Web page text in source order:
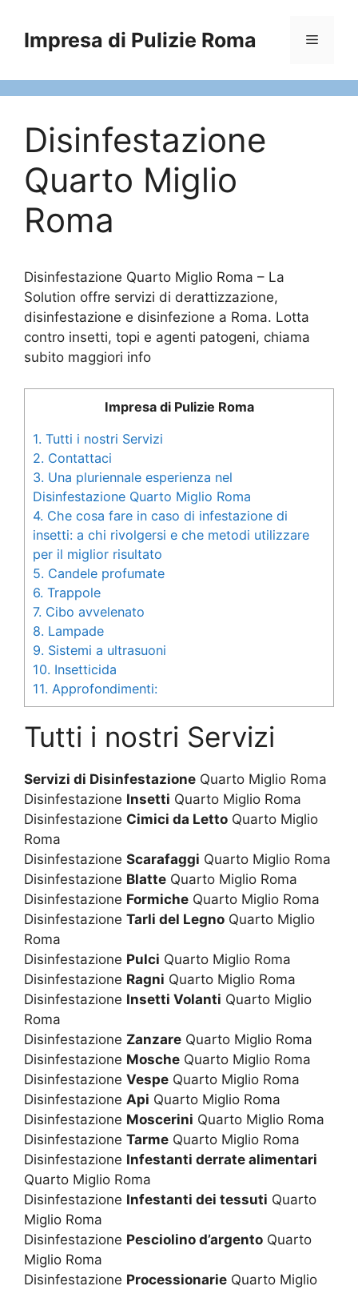
contenuto
Impresa di Pulizie Roma Menu
Disinfestazione
Quarto Miglio
Roma
Disinfestazione Quarto Miglio Roma – La
Solution offre servizi di derattizzazione,
disinfestazione e disinfezione a Roma. Lotta
contro insetti, topi e agenti patogeni, chiama
subito maggiori info
Impresa di Pulizie Roma
1. Tutti i nostri Servizi
2. Contattaci
3. Una pluriennale esperienza nel
Disinfestazione Quarto Miglio Roma
4. Che cosa fare in caso di infestazione di
insetti: a chi rivolgersi e che metodi utilizzare
per il miglior risultato
5. Candele profumate
6. Trappole
7. Cibo avvelenato
8. Lampade
9. Sistemi a ultrasuoni
10. Insetticida
11. Approfondimenti:
Tutti i nostri Servizi
Servizi di Disinfestazione Quarto Miglio Roma
Disinfestazione Insetti Quarto Miglio Roma
Disinfestazione Cimici da Letto Quarto Miglio
Roma
Disinfestazione Scarafaggi Quarto Miglio Roma
Disinfestazione Blatte Quarto Miglio Roma
Disinfestazione Formiche Quarto Miglio Roma
Disinfestazione Tarli del Legno Quarto Miglio
Roma
Disinfestazione Pulci Quarto Miglio Roma
Disinfestazione Ragni Quarto Miglio Roma
Disinfestazione Insetti Volanti Quarto Miglio
Roma
Disinfestazione Zanzare Quarto Miglio Roma
Disinfestazione Mosche Quarto Miglio Roma
Disinfestazione Vespe Quarto Miglio Roma
Disinfestazione Api Quarto Miglio Roma
Disinfestazione Moscerini Quarto Miglio Roma
Disinfestazione Tarme Quarto Miglio Roma
Disinfestazione Infestanti derrate alimentari
Quarto Miglio Roma
Disinfestazione Infestanti dei tessuti Quarto
Miglio Roma
Disinfestazione Pesciolino d’argento Quarto
Miglio Roma
Disinfestazione Processionarie Quarto Miglio